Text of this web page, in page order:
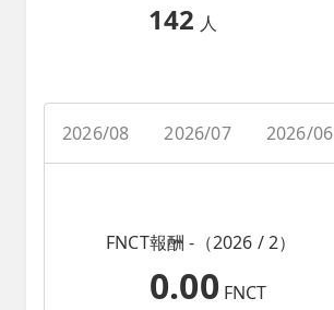
142 人
2026/08 2026/07 2026/06
FNCT報酬 -（2026 / 2）
0.00 FNCT